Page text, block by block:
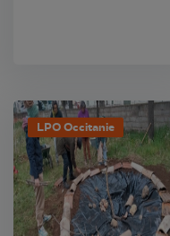
LPO Occitanie